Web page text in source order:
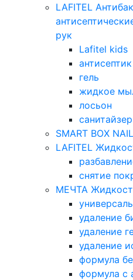
LAFITEL
рук
Lafitel kids
антисептик
гель
жидкое
лосьон
санитайзер
SMART BOX NAIL
LAFITEL
снятие
МЕЧТА
удаление
удаление
удаление
формула
формула с